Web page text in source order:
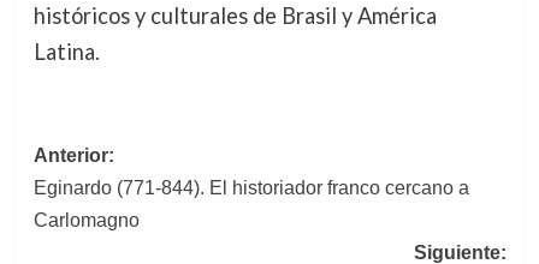
históricos y culturales de Brasil y América
Latina.
Navegación
de
entradas
Anterior:
Eginardo (771-844). El historiador franco cercano a
Carlomagno
Siguiente: